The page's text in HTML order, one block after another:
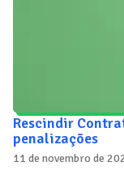
Rescindir
penalizações
11 de novembro de